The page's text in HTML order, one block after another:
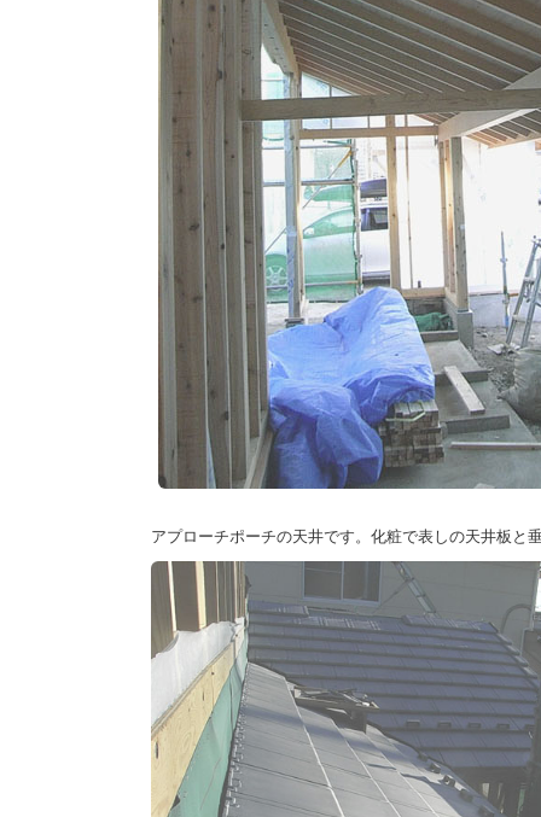
アプローチポーチの天井です。化粧で表しの天井板と